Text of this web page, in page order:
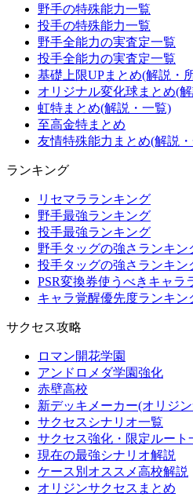
野手の特殊能力一覧
投手の特殊能力一覧
野手全能力の実査定一覧
投手全能力の実査定一覧
基礎上限UPまとめ(解説・
オリジナル変化球まとめ(
虹特まとめ(解説・一覧)
至高金特まとめ
友情特殊能力まとめ(解説
ランキング
リセマラランキング
野手最強ランキング
投手最強ランキング
野手タッグの強さランキン
投手タッグの強さランキン
PSR変換券使うべきキャラ
キャラ覚醒優先度ランキン
サクセス攻略
ロマン開花学園
アンドロメダ学園強化
赤壁高校
新デッキメーカー(オリジ
サクセスシナリオ一覧
サクセス強化・限定ルート
現在の最強シナリオ解説
ケース別オススメ高校解説
オリジンサクセスまとめ